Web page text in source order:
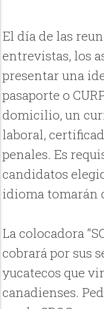
El día de las
entrevistas, los
presentar una
pasaporte o
domicilio, un
laboral,
penales. Es
candidatos
idioma tomarán
La colocadora
cobrará por sus
yucatecos que
canadienses.